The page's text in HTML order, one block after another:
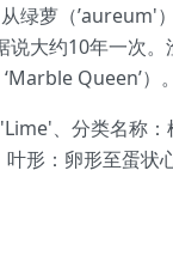
萝（’aureum'
大约10年一次
Queen’）
、分类名称
形：卵形至蛋